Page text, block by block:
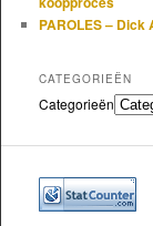
PAROLES – Dick
CATEGORIEËN
Categorieën